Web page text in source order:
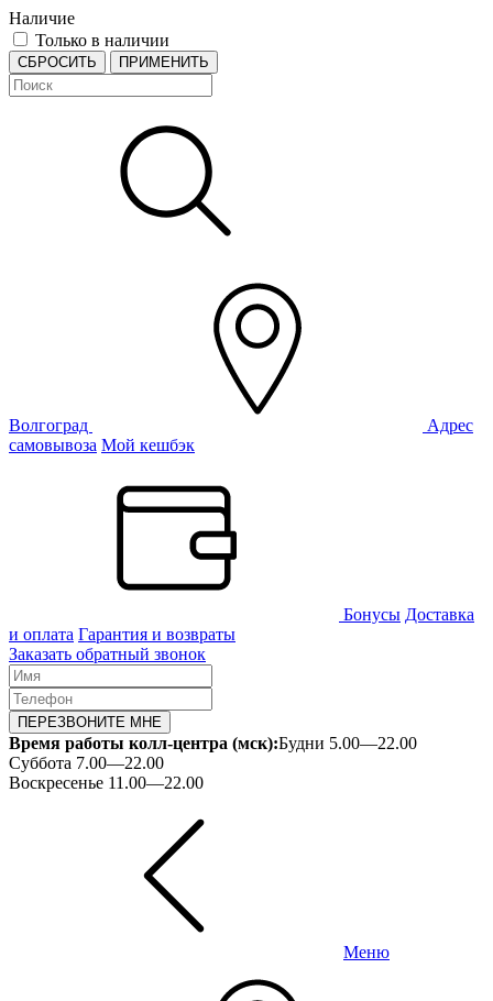
Наличие
Только в наличии
СБРОСИТЬ ПРИМЕНИТЬ
Волгоград
Адрес
самовывоза Мой кешбэк
Бонусы Доставка
и оплата Гарантия и возвраты
Заказать обратный звонок
ПЕРЕЗВОНИТЕ МНЕ
Время работы колл-центра (мск):Будни 5.00—22.00
Суббота 7.00—22.00
Воскресенье 11.00—22.00
Меню